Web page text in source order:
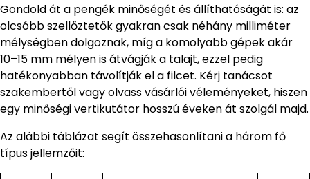
Gondold át a pengék minőségét és állíthatóságát is: az
olcsóbb szellőztetők gyakran csak néhány milliméter
mélységben dolgoznak, míg a komolyabb gépek akár
10–15 mm mélyen is átvágják a talajt, ezzel pedig
hatékonyabban távolítják el a filcet. Kérj tanácsot
szakembertől vagy olvass vásárlói véleményeket, hiszen
egy minőségi vertikutátor hosszú éveken át szolgál majd.
Az alábbi táblázat segít összehasonlítani a három fő
típus jellemzőit: